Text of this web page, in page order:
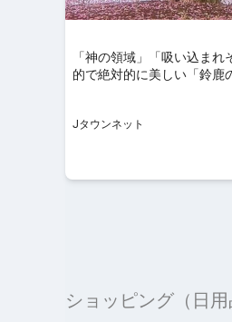
「神の領域」「吸い込ま
的で絶対的に美しい「鈴鹿
Jタウンネット
ショッピング（日用